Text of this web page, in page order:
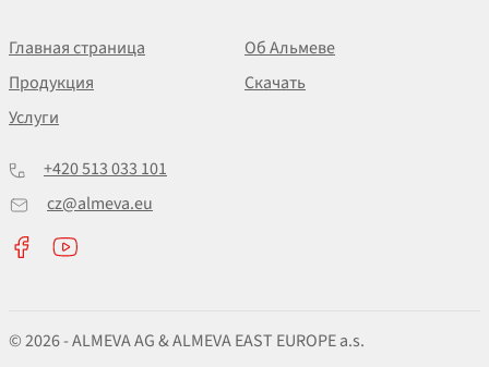
Главная страница
Об Альмеве
Продукция
Скачать
Услуги
+420 513 033 101
cz@almeva.eu
© 2026 - ALMEVA AG & ALMEVA EAST EUROPE a.s.